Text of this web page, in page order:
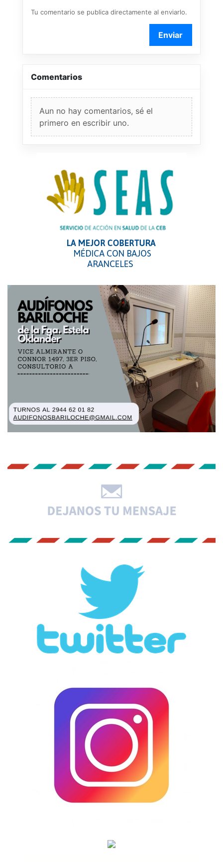
Tu comentario se publica directamente al enviarlo.
Enviar
Comentarios
Aun no hay comentarios, sé el
primero en escribir uno.